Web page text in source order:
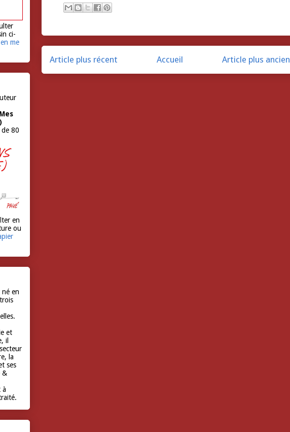
Article plus récent Article plus ancien
Accueil
ci-
me
Mes
80
en
ou
né en
et
il
la
ses
&
à